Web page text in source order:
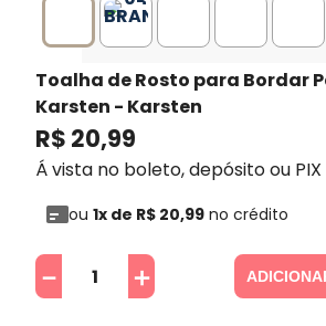
Toalha de Rosto para Bordar
Karsten - Karsten
R$ 20,99
Á vista no boleto, depósito ou PIX
ou 1x de R$ 20,99 no crédito
＋
－